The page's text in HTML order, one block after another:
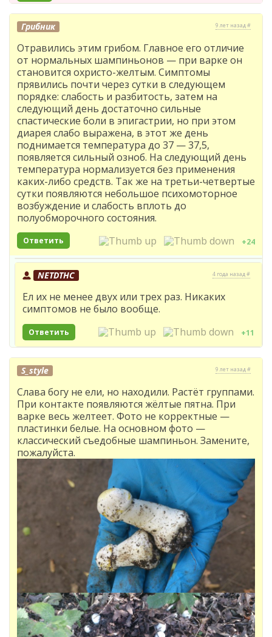
Грибник 9 лет назад #
Отравились этим грибом. Главное его отличие
от нормальных шампиньонов — при варке он
становится охристо-желтым. Симптомы
прявились почти через сутки в следующем
порядке: слабость и разбитость, затем на
следующий день достаточно сильные
спастические боли в эпигастрии, но при этом
диарея слабо выражена, в этот же день
поднимается температура до 37 — 37,5,
появляется сильный озноб. На следующий день
температура нормализуется без применения
каких-либо средств. Так же на третьи-четвертые
сутки появляются небольшое психомоторное
возбуждение и слабость вплоть до
полуобморочного состояния.
Ответить +24
NETDTHC 4 года назад #
Ел их не менее двух или трех раз. Никаких
симптомов не было вообще.
Ответить +11
S_style 9 лет назад #
Слава богу не ели, но находили. Растёт группами.
При контакте появляются жёлтые пятна. При
варке весь желтеет. Фото не корректные —
пластинки белые. На основном фото —
классический съедобные шампиньон. Замените,
пожалуйста.